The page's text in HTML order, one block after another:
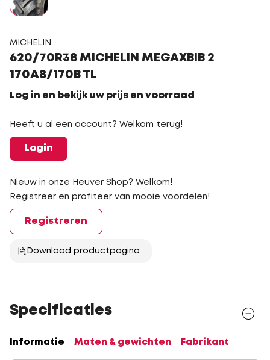
MICHELIN
620/70R38 MICHELIN MEGAXBIB 2
170A8/170B TL
Log in en bekijk uw prijs en voorraad
Heeft u al een account? Welkom terug!
Login
Nieuw in onze Heuver Shop? Welkom!
Registreer en profiteer van mooie voordelen!
Registreren
Download productpagina
Specificaties
Informatie Maten & gewichten Fabrikant